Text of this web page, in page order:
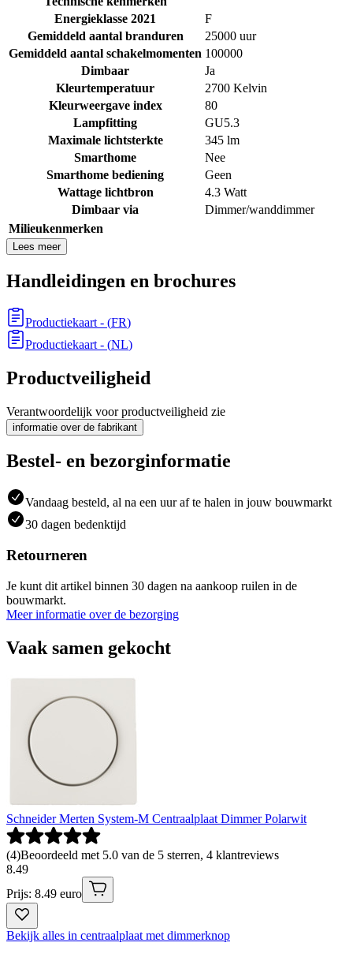
Energieklasse 2021
F
Gemiddeld aantal branduren
25000 uur
Gemiddeld aantal schakelmomenten 100000
Dimbaar
Ja
Kleurtemperatuur
2700 Kelvin
Kleurweergave index
80
Lampfitting
GU5.3
Maximale lichtsterkte
345 lm
Smarthome
Nee
Smarthome bediening
Geen
Wattage lichtbron
4.3 Watt
Dimbaar via
Dimmer/wanddimmer
Milieukenmerken
Lees meer
Handleidingen en brochures
Productiekaart - (FR)
Productiekaart - (NL)
Productveiligheid
Verantwoordelijk voor productveiligheid zie
informatie over de fabrikant
Bestel- en bezorginformatie
Vandaag besteld, al na een uur af te halen in jouw bouwmarkt
30 dagen bedenktijd
Retourneren
Je kunt dit artikel binnen 30 dagen na aankoop ruilen in de
bouwmarkt.
Meer informatie over de bezorging
Vaak samen gekocht
Schneider Merten System-M Centraalplaat Dimmer Polarwit
(4)Beoordeeld met 5.0 van de 5 sterren, 4 klantreviews
8.49
Prijs: 8.49 euro
Bekijk alles in centraalplaat met dimmerknop